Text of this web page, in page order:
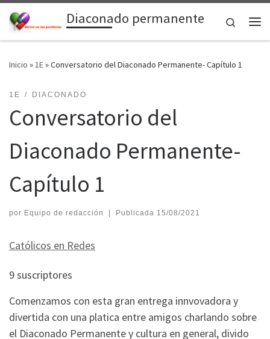
Saltar al contenidoDiaconado permanente
Search
Inicio »1E»Conversatorio del Diaconado Permanente- Capítulo 1
1E DIACONADO
Conversatorio del
Diaconado Permanente-
Capítulo 1
por Equipo de redacción | Publicada 15/08/2021
Católicos en Redes
9 suscriptores
Comenzamos con esta gran entrega innvovadora y
divertida con una platica entre amigos charlando sobre
el Diaconado Permanente y cultura en general, divido